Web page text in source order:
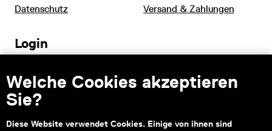
Welche Cookies akzeptieren
Sie?
Diese Website verwendet Cookies. Einige von ihnen sind
Datenschutz
Versand & Zahlungen
Login
Schulen